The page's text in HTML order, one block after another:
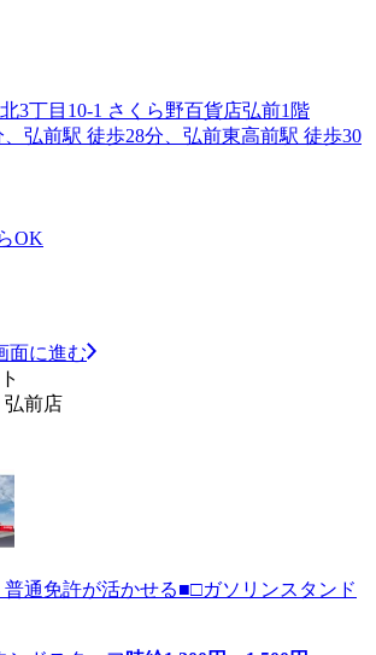
3丁目10-1 さくら野百貨店弘前1階
弘前駅 徒歩28分、弘前東高前駅 徒歩30
OK
面に進む
弘前店
通免許が活かせる■□ガソリンスタンド